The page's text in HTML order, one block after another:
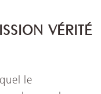
VÉRITÉ
le